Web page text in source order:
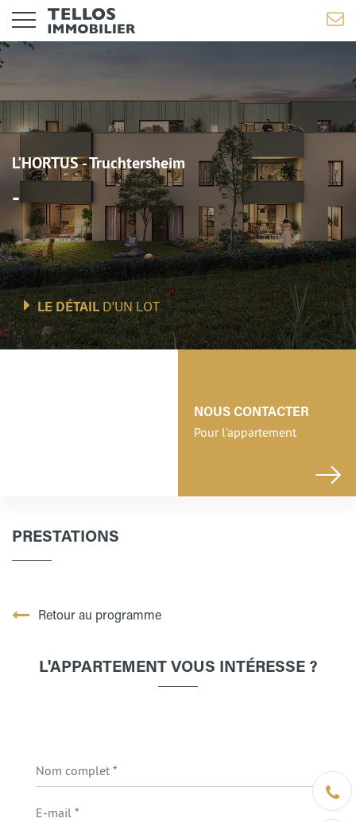
Être
L'HORTUS - Truchtersheim
-
LE DÉTAILD'UN LOT
NOUS CONTACTER
Pour l'appartement
PRESTATIONS
Retour au programme
L'APPARTEMENT VOUS INTÉRESSE ?